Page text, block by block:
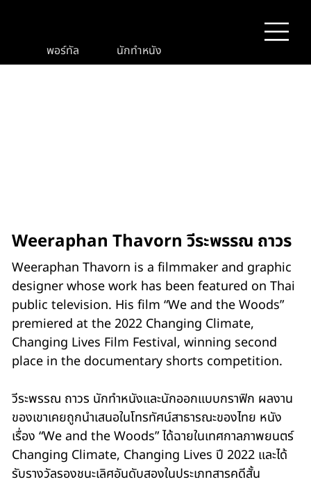
พอร์ทัล นักทำหนัง
Weeraphan Thavorn วีระพรรณ ถาวร
Weeraphan Thavorn is a filmmaker and graphic
designer whose work has been featured on Thai
public television. His film “We and the Woods”
premiered at the 2022 Changing Climate,
Changing Lives Film Festival, winning second
place in the documentary shorts competition.
วีระพรรณ ถาวร นักทำหนังและนักออกแบบกราฟิก ผลงาน
ของเขาเคยถูกนำเสนอในโทรทัศน์สาธารณะของไทย หนัง
เรื่อง “We and the Woods” ได้ฉายในเทศกาลภาพยนตร์
Changing Climate, Changing Lives ปี 2022 และได้
รับรางวัลรองชนะเลิศอันดับสองในประเภทสารคดีสั้น